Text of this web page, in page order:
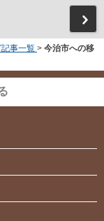
事一覧 > 今治市への移